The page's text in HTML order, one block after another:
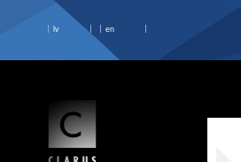
lv en